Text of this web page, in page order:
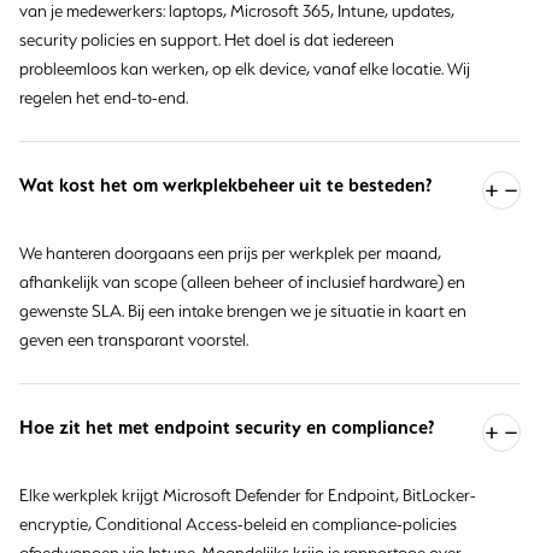
van je medewerkers: laptops, Microsoft 365, Intune, updates,
security policies en support. Het doel is dat iedereen
probleemloos kan werken, op elk device, vanaf elke locatie. Wij
regelen het end-to-end.
Wat kost het om werkplekbeheer uit te besteden?
We hanteren doorgaans een prijs per werkplek per maand,
afhankelijk van scope (alleen beheer of inclusief hardware) en
gewenste SLA. Bij een intake brengen we je situatie in kaart en
geven een transparant voorstel.
Hoe zit het met endpoint security en compliance?
Elke werkplek krijgt Microsoft Defender for Endpoint, BitLocker-
encryptie, Conditional Access-beleid en compliance-policies